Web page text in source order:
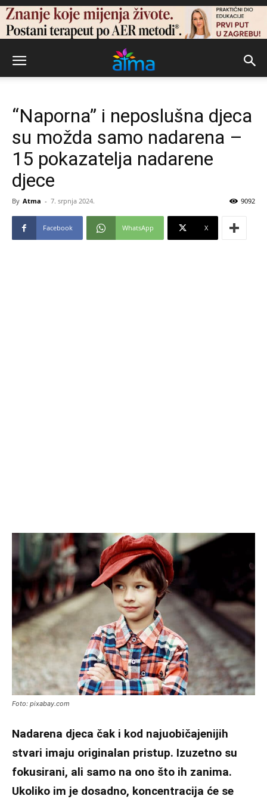
“Naporna” i neposlušna djeca
su možda samo nadarena –
15 pokazatelja nadarene
djece
By Atma - 7. srpnja 2024. 9092
Facebook WhatsApp X
Foto: pixabay.com
Nadarena djeca čak i kod najuobičajenijih
stvari imaju originalan pristup. Izuzetno su
fokusirani, ali samo na ono što ih zanima.
Ukoliko im je dosadno, koncentracija će se